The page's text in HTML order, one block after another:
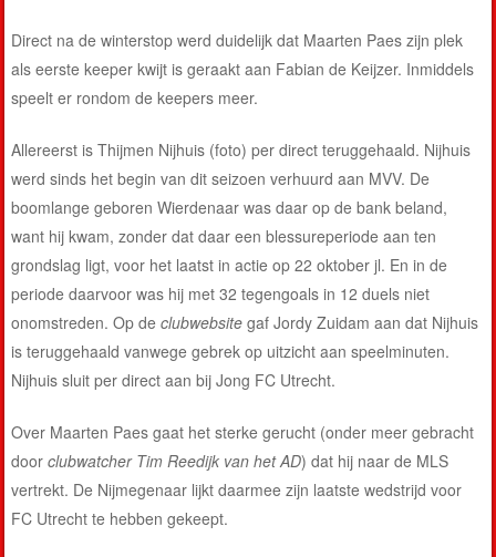
Direct na de winterstop werd duidelijk dat Maarten Paes zijn plek
als eerste keeper kwijt is geraakt aan Fabian de Keijzer. Inmiddels
speelt er rondom de keepers meer.
Allereerst is Thijmen Nijhuis (foto) per direct teruggehaald. Nijhuis
werd sinds het begin van dit seizoen verhuurd aan MVV. De
boomlange geboren Wierdenaar was daar op de bank beland,
want hij kwam, zonder dat daar een blessureperiode aan ten
grondslag ligt, voor het laatst in actie op 22 oktober jl. En in de
periode daarvoor was hij met 32 tegengoals in 12 duels niet
onomstreden. Op declubwebsite gaf Jordy Zuidam aan dat Nijhuis
is teruggehaald vanwege gebrek op uitzicht aan speelminuten.
Nijhuis sluit per direct aan bij Jong FC Utrecht.
Over Maarten Paes gaat het sterke gerucht (onder meer gebracht
doorclubwatcher Tim Reedijk van het AD) dat hij naar de MLS
vertrekt. De Nijmegenaar lijkt daarmee zijn laatste wedstrijd voor
FC Utrecht te hebben gekeept.